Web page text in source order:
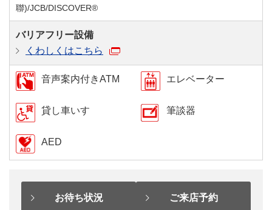
聯)/JCB/DISCOVER®
バリアフリー設備
くわしくはこちら
音声案内付きATM エレベーター
貸し車いす 筆談器
AED
お待ち状況 ご来店予約